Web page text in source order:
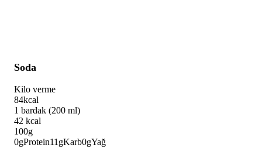
Soda
Kilo verme
84kcal
1 bardak (200 ml)
42 kcal
100g
0gProtein11 gKarb0gYağ